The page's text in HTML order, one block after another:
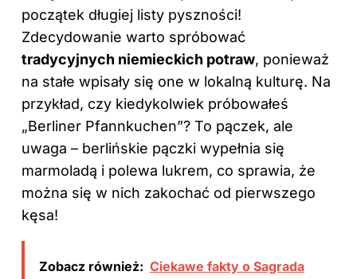
początek długiej listy pyszności!
Zdecydowanie warto spróbować
tradycyjnych niemieckich potraw, ponieważ
na stałe wpisały się one w lokalną kulturę. Na
przykład, czy kiedykolwiek próbowałeś
„Berliner Pfannkuchen”? To pączek, ale
uwaga – berlińskie pączki wypełnia się
marmoladą i polewa lukrem, co sprawia, że
można się w nich zakochać od pierwszego
kęsa!
Zobacz również: Ciekawe fakty o Sagrada